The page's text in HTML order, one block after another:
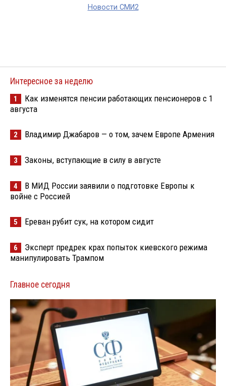
Новости СМИ2
Интересное за неделю
1
Как изменятся пенсии работающих пенсионеров с 1
августа
2 Владимир Джабаров — о том, зачем Европе Армения
3 Законы, вступающие в силу в августе
4
В МИД России заявили о подготовке Европы к
войне с Россией
5 Ереван рубит сук, на котором сидит
6
Эксперт предрек крах попыток киевского режима
манипулировать Трампом
Главное сегодня